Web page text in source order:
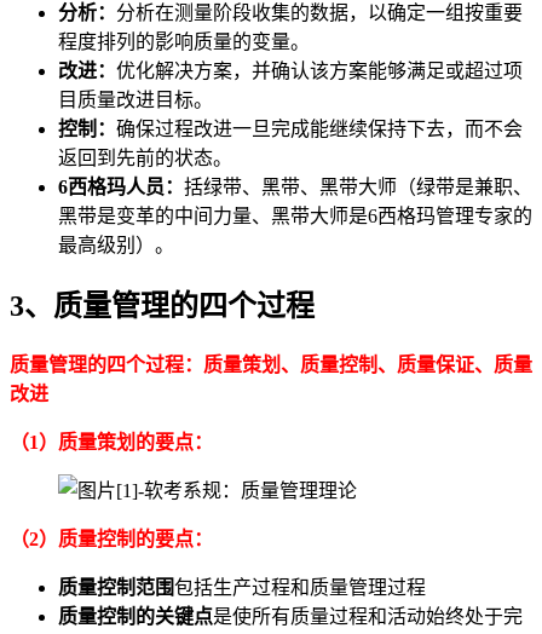
分析： 分析在测量阶段收集的数据，以确定一组按重要
程度排列的影响质量的变量。
改进： 优化解决方案，并确认该方案能够满足或超过项
目质量改进目标。
控制： 确保过程改进一旦完成能继续保持下去，而不会
返回到先前的状态。
6西格玛人员： 括绿带、黑带、黑带大师（绿带是兼职、
黑带是变革的中间力量、黑带大师是6西格玛管理专家的
最高级别）。
3、 质量管理的四个过程
质量管理的四个过程：质量策划、质量控制、质量保证、质量
改进
（1）质量策划的要点：
（2）质量控制的要点：
质量控制范围包括生产过程和质量管理过程
质量控制的关键点是使所有质量过程和活动始终处于完